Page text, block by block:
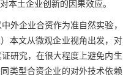
本土企业创新的因果效应。
外企业合资作为准自然实验，
本文从微观企业视角出发，对
研究，在很大程度上避免内生
类型合资企业的对外技术依赖